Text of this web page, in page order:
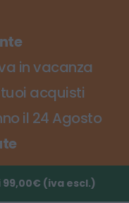
in vacanza
acquisti
il 24 Agosto
99,00€ (iva escl.)